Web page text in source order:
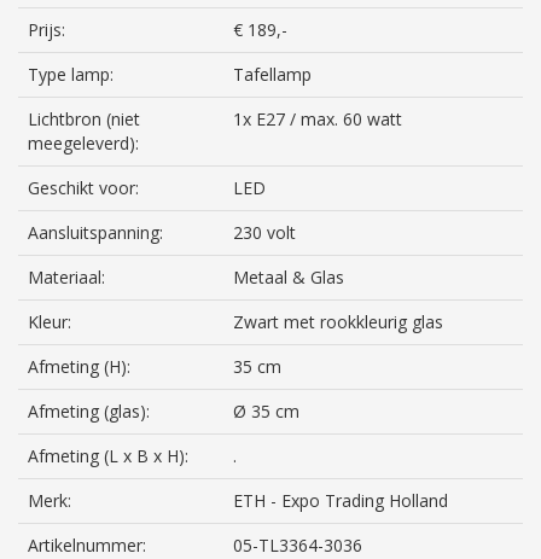
Prijs:
€ 189,-
Type lamp:
Tafellamp
Lichtbron (niet
meegeleverd):
1x E27 / max. 60 watt
Geschikt voor:
LED
Aansluitspanning:
230 volt
Materiaal:
Metaal & Glas
Kleur:
Zwart met rookkleurig glas
Afmeting (H):
35 cm
Afmeting (glas):
Ø 35 cm
Afmeting (L x B x H):
.
Merk:
ETH - Expo Trading Holland
Artikelnummer:
05-TL3364-3036